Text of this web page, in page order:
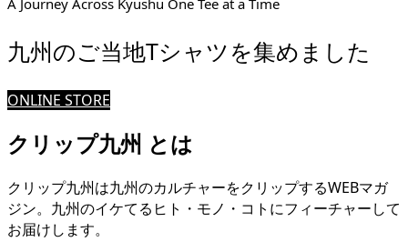
A Journey Across Kyushu One Tee at a Time
九州のご当地Tシャツを集めました
ONLINE STORE
クリップ九州 とは
クリップ九州は九州のカルチャーをクリップするWEBマガ
ジン。九州のイケてるヒト・モノ・コトにフィーチャーして
お届けします。